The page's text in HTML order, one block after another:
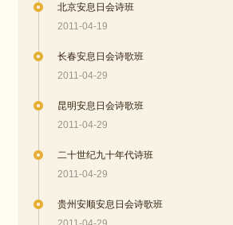
北京安息日会诗班
2011-04-19
长春安息日会诗歌班
2011-04-29
昆明安息日会诗歌班
2011-04-29
二十世纪九十年代诗班
2011-04-29
贵州安顺安息日会诗歌班